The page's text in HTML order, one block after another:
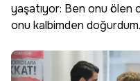
yaşatıyor: Ben onu ölen
onu kalbimden doğurdum.